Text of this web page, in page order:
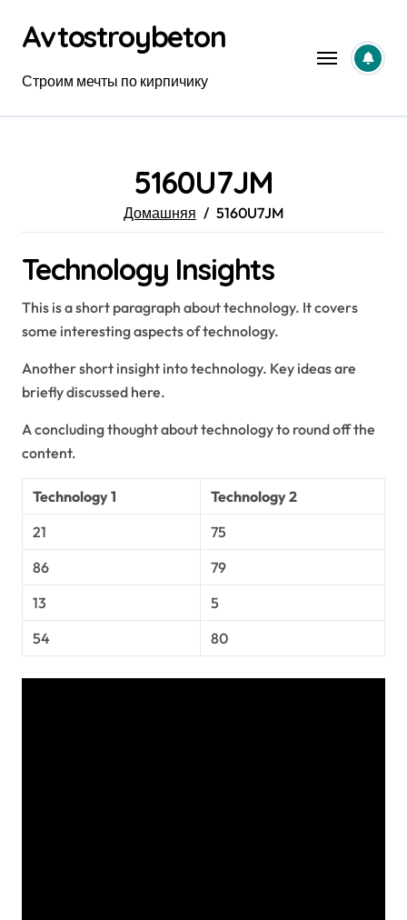
содержанию
Avtostroybeton
Строим мечты по кирпичику
5160U7JM
Домашняя 5160U7JM
Technology Insights
This is a short paragraph about technology. It covers
some interesting aspects of technology.
Another short insight into technology. Key ideas are
briefly discussed here.
A concluding thought about technology to round off the
content.
Technology 1
Technology 2
21
75
86
79
13
5
54
80